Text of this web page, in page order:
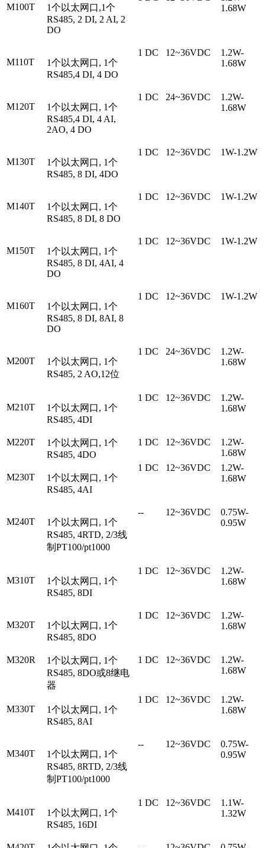
M100T
1个以太网口,1个
RS485, 2 DI, 2 AI, 2
DO
1.68W
M110T
1个以太网口, 1个
RS485,4 DI, 4 DO
1 DC 12~36VDC
1.2W-
1.68W
M120T
1个以太网口, 1个
RS485,4 DI, 4 AI,
2AO, 4 DO
1 DC 24~36VDC
1.2W-
1.68W
M130T
1个以太网口, 1个
RS485, 8 DI, 4DO
1 DC 12~36VDC 1W-1.2W
M140T
1个以太网口, 1个
RS485, 8 DI, 8 DO
1 DC 12~36VDC 1W-1.2W
M150T
1个以太网口, 1个
RS485, 8 DI, 4AI, 4
DO
1 DC 12~36VDC 1W-1.2W
M160T
1个以太网口, 1个
RS485, 8 DI, 8AI, 8
DO
1 DC 12~36VDC 1W-1.2W
M200T
1个以太网口, 1个
RS485, 2 AO,12位
1 DC 24~36VDC
1.2W-
1.68W
M210T
1个以太网口, 1个
RS485, 4DI
1 DC 12~36VDC
1.2W-
1.68W
M220T
1个以太网口, 1个
RS485, 4DO
1 DC 12~36VDC
1.2W-
1.68W
M230T
1个以太网口, 1个
RS485, 4AI
1 DC 12~36VDC
1.2W-
1.68W
M240T
1个以太网口, 1个
RS485, 4RTD, 2/3线
制PT100/pt1000
-- 12~36VDC
0.75W-
0.95W
M310T
1个以太网口, 1个
RS485, 8DI
1 DC 12~36VDC
1.2W-
1.68W
M320T
1个以太网口, 1个
RS485, 8DO
1 DC 12~36VDC
1.2W-
1.68W
M320R
1个以太网口, 1个
RS485, 8DO或8继电
器
1 DC 12~36VDC
1.2W-
1.68W
M330T
1个以太网口, 1个
RS485, 8AI
1 DC 12~36VDC
1.2W-
1.68W
M340T
1个以太网口, 1个
RS485, 8RTD, 2/3线
制PT100/pt1000
-- 12~36VDC
0.75W-
0.95W
M410T
1个以太网口, 1个
RS485, 16DI
1 DC 12~36VDC
1.1W-
1.32W